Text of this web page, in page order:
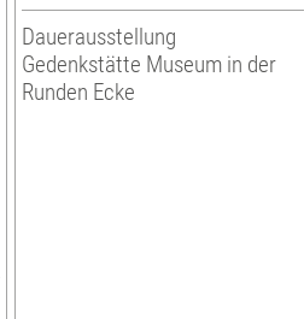
Dauerausstellung
Gedenkstätte Museum in der
Runden Ecke